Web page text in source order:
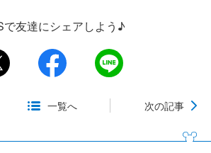
で友達にシェアしよう♪
一覧へ 次の記事